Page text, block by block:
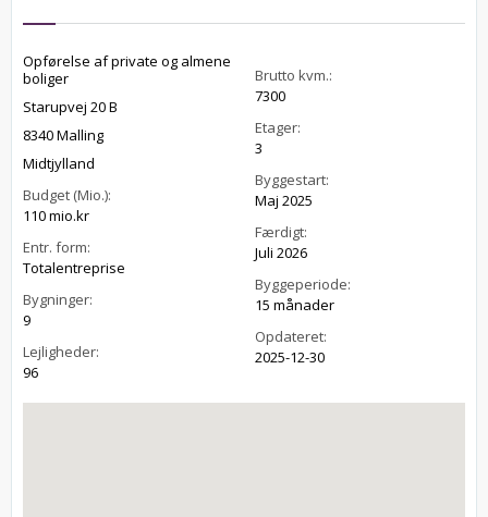
Opførelse af private og almene
boliger
Starupvej 20 B
8340 Malling
Midtjylland
Budget (Mio.):
110 mio.kr
Entr. form:
Totalentreprise
Bygninger:
9
Lejligheder:
96
Brutto kvm.:
7300
Etager:
3
Byggestart:
Maj 2025
Færdigt:
Juli 2026
Byggeperiode:
15 månader
Opdateret:
2025-12-30